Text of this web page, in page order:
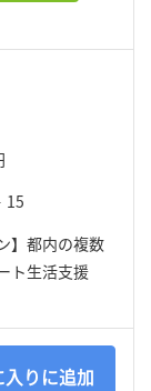
】都内の複数
ト生活支援
入りに追加